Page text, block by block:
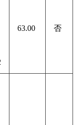
63.00 否